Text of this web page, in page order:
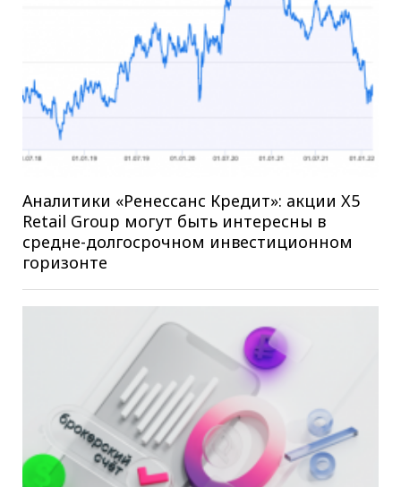
Аналитики «Ренессанс Кредит»: акции X5
Retail Group могут быть интересны в
средне-долгосрочном инвестиционном
горизонте